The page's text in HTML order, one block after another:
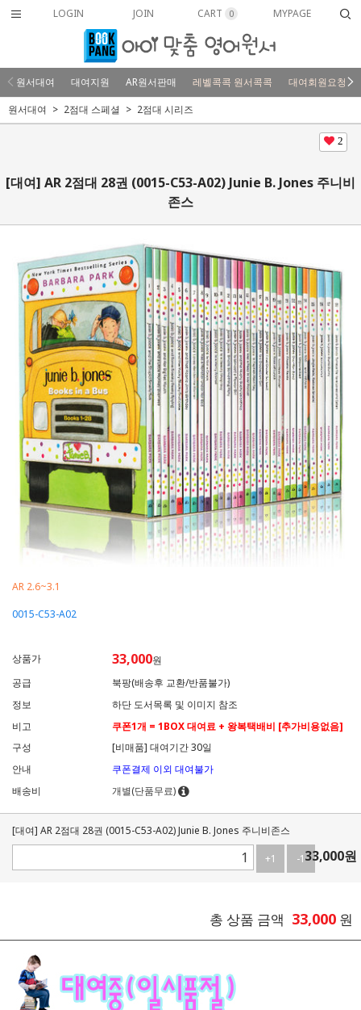
LOGIN JOIN CART 0 MYPAGE
원서대여 대여지원 AR원서판매 레벨콕콕 원서콕콕
대여회원요청
원서대여
2점대 스페셜 2점대 시리즈
2
[대여] AR 2점대 28권 (0015-C53-A02) Junie B. Jones 주니비
존스
AR 2.6~3.1
0015-C53-A02
상품가 33,000원
공급
북팡(배송후 교환/반품불가)
정보
하단 도서목록 및 이미지 참조
비고
쿠폰1개 = 1BOX 대여료 + 왕복택배비 [추가비용없음]
구성
[비매품] 대여기간 30일
안내
쿠폰결제 이외 대여불가
배송비
개별(단품무료)
[대여] AR 2점대 28권 (0015-C53-A02) Junie B. Jones 주니비존스
+1 -133,000원
총 상품 금액 33,000 원